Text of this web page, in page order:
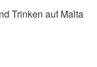
Trinken auf Malta